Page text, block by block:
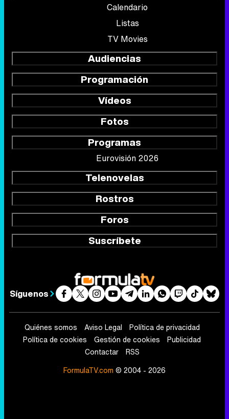
Calendario
Listas
TV Movies
Audiencias
Programación
Vídeos
Fotos
Programas
Eurovisión 2026
Telenovelas
Rostros
Foros
Suscríbete
Síguenos
Quiénes somos Aviso Legal
Política de privacidad
Política de cookies
Gestión de cookies
Publicidad
Contactar
RSS
FormulaTV.com © 2004 - 2026